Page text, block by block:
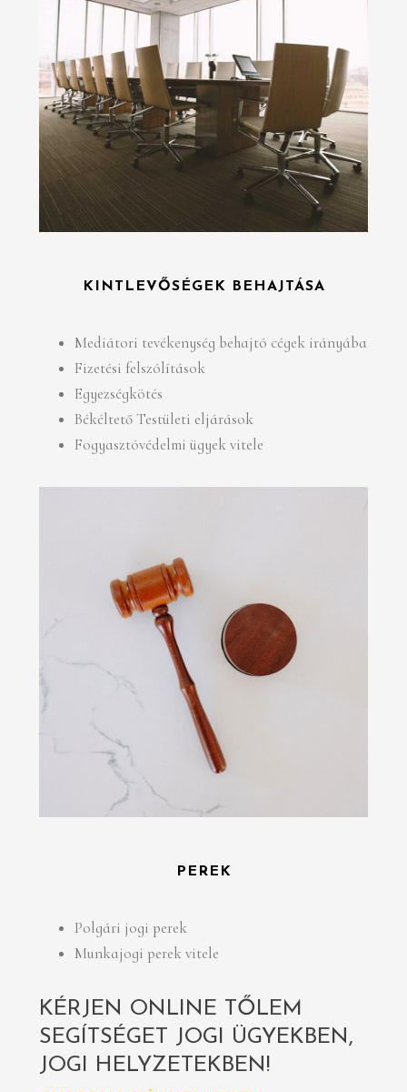
KINTLEVŐSÉGEK BEHAJTÁSA
Mediátori tevékenység behajtó cégek irányába
Fizetési felszólítások
Egyezségkötés
Békéltető Testületi eljárások
Fogyasztóvédelmi ügyek vitele
PEREK
Polgári jogi perek
Munkajogi perek vitele
KÉRJEN ONLINE TŐLEM
SEGÍTSÉGET JOGI ÜGYEKBEN,
JOGI HELYZETEKBEN!